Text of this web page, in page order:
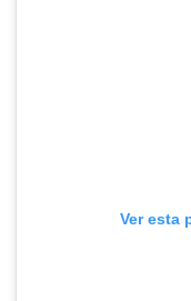
Ver esta